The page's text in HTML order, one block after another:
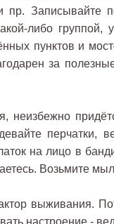
пр. Записывайте
либо группой,
пунктов и
за
неизбежно
на лицо в
Возьмите
выживания.
настроение -